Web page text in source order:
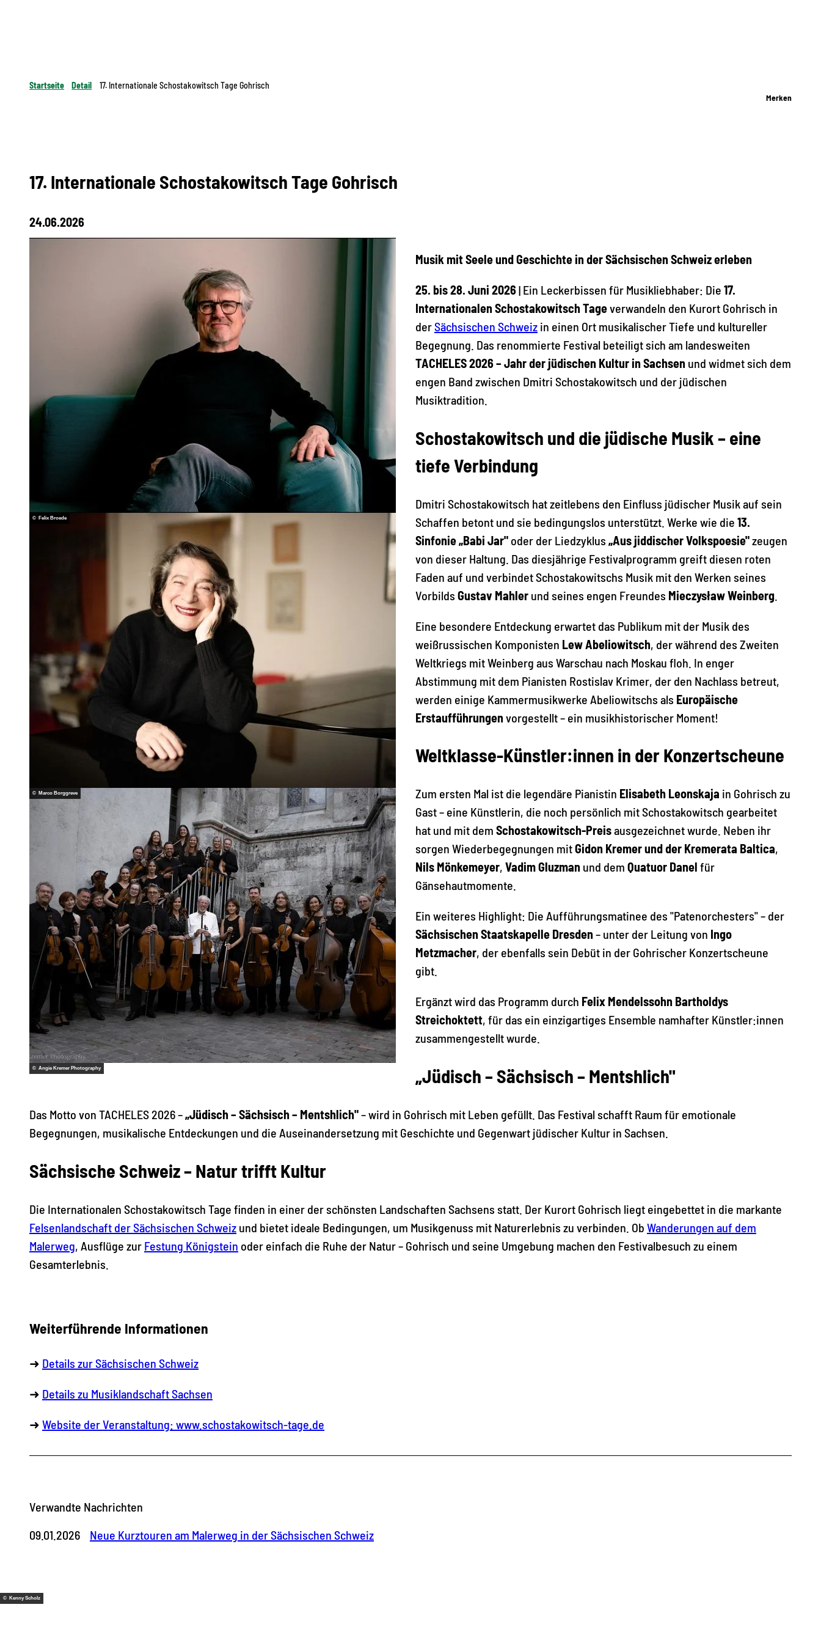
Startseite Detail
17. Internationale Schostakowitsch Tage Gohrisch
Merken
17. Internationale Schostakowitsch Tage Gohrisch
24.06.2026
© Felix Broede
© Marco Borggreve
© Angie Kremer Photography
Musik mit Seele und Geschichte in der Sächsischen Schweiz erleben
25. bis 28. Juni 2026| Ein Leckerbissen für Musikliebhaber: Die 17.
Internationalen Schostakowitsch Tageverwandeln den Kurort Gohrisch in
derSächsischen Schweiz in einen Ort musikalischer Tiefe und kultureller
Begegnung. Das renommierte Festival beteiligt sich am landesweiten
TACHELES 2026 – Jahr der jüdischen Kultur in Sachsen und widmet sich dem
engen Band zwischen Dmitri Schostakowitsch und der jüdischen
Musiktradition.
Schostakowitsch und die jüdische Musik – eine
tiefe Verbindung
Dmitri Schostakowitsch hat zeitlebens den Einfluss jüdischer Musik auf sein
Schaffen betont und sie bedingungslos unterstützt. Werke wie die 13.
Sinfonie „Babi Jar" oder der Liedzyklus „Aus jiddischer Volkspoesie"zeugen
von dieser Haltung. Das diesjährige Festivalprogramm greift diesen roten
Faden auf und verbindet Schostakowitschs Musik mit den Werken seines
Vorbilds Gustav Mahler und seines engen Freundes Mieczysław Weinberg
Eine besondere Entdeckung erwartet das Publikum mit der Musik des
weißrussischen Komponisten Lew Abeliowitsch, der während des Zweiten
Weltkriegs mit Weinberg aus Warschau nach Moskau floh. In enger
Abstimmung mit dem Pianisten Rostislav Krimer, der den Nachlass betreut,
werden einige Kammermusikwerke Abeliowitschs als Europäische
Erstaufführungenvorgestellt – ein musikhistorischer Moment!
Weltklasse-Künstler:innen in der Konzertscheune
Zum ersten Mal ist die legendäre Pianistin Elisabeth Leonskaja in Gohrisch zu
Gast – eine Künstlerin, die noch persönlich mit Schostakowitsch gearbeitet
hat und mit dem Schostakowitsch-Preisausgezeichnet wurde. Neben ihr
sorgen Wiederbegegnungen mitGidon Kremer und der Kremerata Baltica,
Nils Mönkemeyer, Vadim Gluzman und dem Quatuor Danel für
Gänsehautmomente.
Ein weiteres Highlight: Die Aufführungsmatinee des "Patenorchesters" – der
Sächsischen Staatskapelle Dresden– unter der Leitung von Ingo
Metzmacher, der ebenfalls sein Debüt in der Gohrischer Konzertscheune
gibt.
Ergänzt wird das Programm durch Felix Mendelssohn Bartholdys
Streichoktett, für das ein einzigartiges Ensemble namhafter Künstler:innen
zusammengestellt wurde.
„Jüdisch – Sächsisch – Mentshlich"
Das Motto von TACHELES 2026 –„Jüdisch – Sächsisch – Mentshlich"– wird in Gohrisch mit Leben gefüllt. Das Festival schafft Raum für emotionale
Begegnungen, musikalische Entdeckungen und die Auseinandersetzung mit Geschichte und Gegenwart jüdischer Kultur in Sachsen.
Sächsische Schweiz – Natur trifft Kultur
Die Internationalen Schostakowitsch Tage finden in einer der schönsten Landschaften Sachsens statt. Der Kurort Gohrisch liegt eingebettet in die markante
Felsenlandschaft der Sächsischen Schweiz und bietet ideale Bedingungen, um Musikgenuss mit Naturerlebnis zu verbinden. Ob Wanderungen auf dem
Malerweg, Ausflüge zur Festung Königstein oder einfach die Ruhe der Natur – Gohrisch und seine Umgebung machen den Festivalbesuch zu einem
Gesamterlebnis.
Weiterführende Informationen
➜ Details zur Sächsischen Schweiz
➜ Details zu Musiklandschaft Sachsen
➜ Website der Veranstaltung: www.schostakowitsch-tage.de
Verwandte Nachrichten
09.01.2026
Neue Kurztouren am Malerweg in der Sächsischen Schweiz
© Kenny Scholz